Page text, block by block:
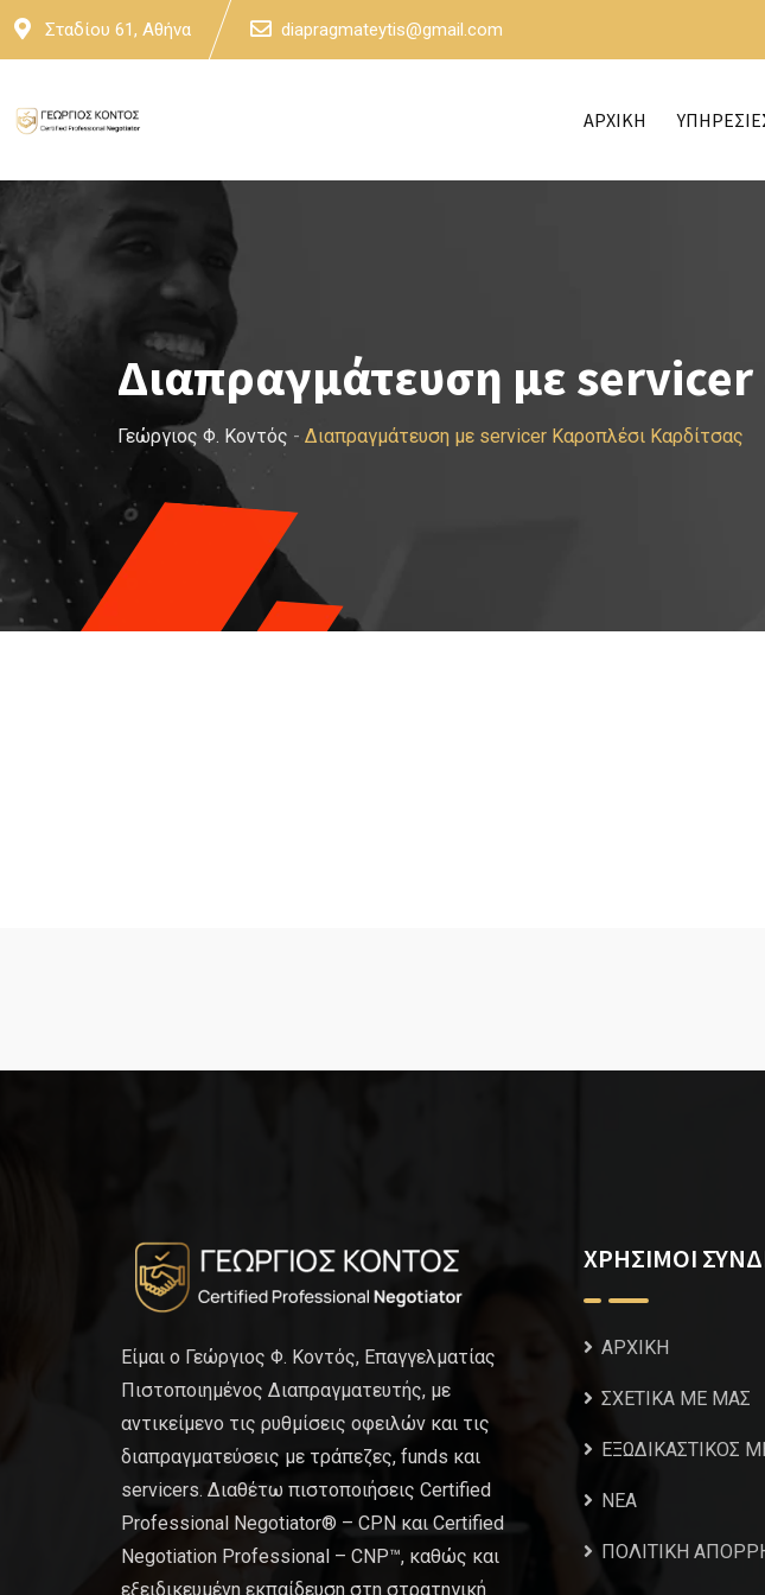
Skip
Σταδίου 61, Αθήνα diapragmateytis@gmail.com
ΑΡΧΙΚΗ
Διαπραγμάτευση με
Γεώργιος Φ. Κοντός - Διαπραγμάτευση με servicer Καροπλέσι Καρδίτσας
Είμαι ο Γεώργιος Φ. Κοντός, Επαγγελματίας
Πιστοποιημένος Διαπραγματευτής, με
αντικείμενο τις ρυθμίσεις οφειλών και τις
διαπραγματεύσεις με τράπεζες, funds και
servicers. Διαθέτω πιστοποιήσεις Certified
Professional Negotiator® – CPN και Certified
Negotiation Professional – CNP™, καθώς και
εξειδικευμένη εκπαίδευση στη στρατηγική
ΧΡΗΣΙΜΟΙ
ΑΡΧΙΚΗ
ΣΧΕΤΙΚΑ ΜΕ ΜΑΣ
ΕΞΩΔΙΚΑΣΤΙΚΟΣ
NEA
ΠΟΛΙΤΙΚΗ